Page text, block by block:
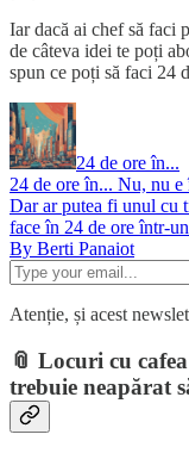
Iar dacă ai chef să faci
de câteva idei te poți
spun ce poți să faci 24
24 de ore în...
24 de ore în... Nu, nu
Dar ar putea fi unul cu
face în 24 de ore într-
By Berti Panaiot
Atenție, și acest
📎 Locuri cu
trebuie neapărat